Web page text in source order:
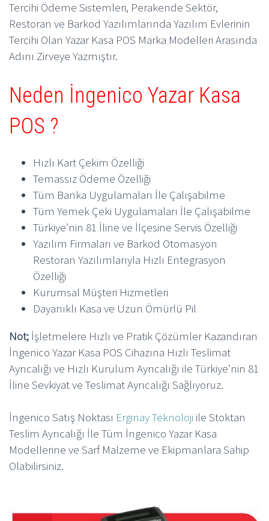
Tercihi Ödeme Sistemleri, Perakende Sektör,
Restoran ve Barkod Yazılımlarında Yazılım Evlerinin
Tercihi Olan Yazar Kasa POS Marka Modelleri Arasında
Adını Zirveye Yazmıştır.
Neden İngenico Yazar Kasa
POS ?
Hızlı Kart Çekim Özelliği
Temassız Ödeme Özelliği
Tüm Banka Uygulamaları İle Çalışabilme
Tüm Yemek Çeki Uygulamaları İle Çalışabilme
Türkiye’nin 81 İline ve İlçesine Servis Özelliği
Yazılım Firmaları ve Barkod Otomasyon
Restoran Yazılımlarıyla Hızlı Entegrasyon
Özelliği
Kurumsal Müşteri Hizmetleri
Dayanıklı Kasa ve Uzun Ömürlü Pil
Not; İşletmelere Hızlı ve Pratik Çözümler Kazandıran
İngenico Yazar Kasa POS Cihazına Hızlı Teslimat
Ayrıcalığı ve Hızlı Kurulum Ayrıcalığı ile Türkiye’nin 81
İline Sevkiyat ve Teslimat Ayrıcalığı Sağlıyoruz.
İngenico Satış Noktası Erginay Teknoloji ile Stoktan
Teslim Ayrıcalığı İle Tüm İngenico Yazar Kasa
Modellerine ve Sarf Malzeme ve Ekipmanlara Sahip
Olabilirsiniz.